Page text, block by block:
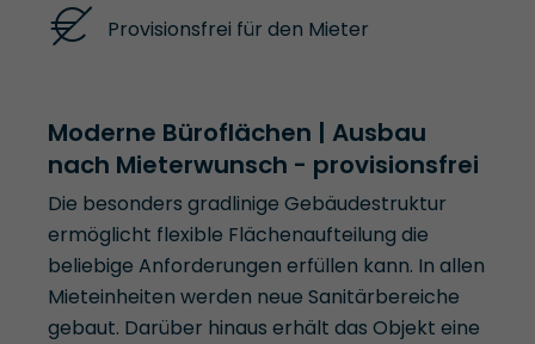
Provisionsfrei für den Mieter
Moderne Büroflächen | Ausbau
nach Mieterwunsch - provisionsfrei
Die besonders gradlinige Gebäudestruktur
ermöglicht flexible Flächenaufteilung die
beliebige Anforderungen erfüllen kann. In allen
Mieteinheiten werden neue Sanitärbereiche
gebaut. Darüber hinaus erhält das Objekt eine